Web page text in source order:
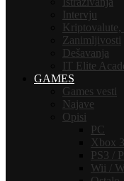
Intervju
Zanimljivosti
Dešavanja
IT Elite
GAMES
Games vesti
Najave
Opisi
PC
Xbox
PS3 /
Wii /